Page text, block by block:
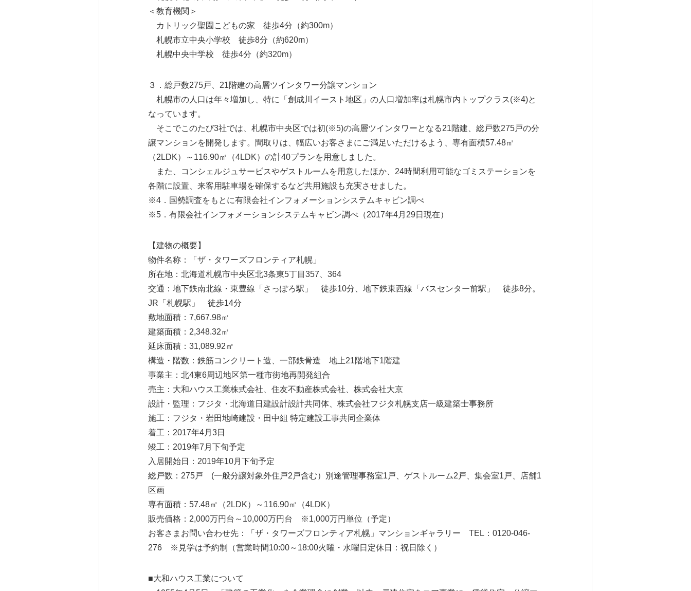
＜教育機関＞
カトリック聖園こどもの家 徒歩4分（約300m）
札幌市立中央小学校 徒歩8分（約620m）
札幌中央中学校 徒歩4分（約320m）
３．総戸数275戸、21階建の高層ツインタワー分譲マンション
札幌市の人口は年々増加し、特に「創成川イースト地区」の人口増加率は札幌市内トップクラス(※4)と
なっています。
そこでこのたび3社では、札幌市中央区では初(※5)の高層ツインタワーとなる21階建、総戸数275戸の分
譲マンションを開発します。間取りは、幅広いお客さまにご満足いただけるよう、専有面積57.48㎡
（2LDK）～116.90㎡（4LDK）の計40プランを用意しました。
また、コンシェルジュサービスやゲストルームを用意したほか、24時間利用可能なゴミステーションを
各階に設置、来客用駐車場を確保するなど共用施設も充実させました。
※4．国勢調査をもとに有限会社インフォメーションシステムキャビン調べ
※5．有限会社インフォメーションシステムキャビン調べ（2017年4月29日現在）
【建物の概要】
物件名称：「ザ・タワーズフロンティア札幌」
所在地：北海道札幌市中央区北3条東5丁目357、364
交通：地下鉄南北線・東豊線「さっぽろ駅」 徒歩10分、地下鉄東西線「バスセンター前駅」 徒歩8分。
JR「札幌駅」 徒歩14分
敷地面積：7,667.98㎡
建築面積：2,348.32㎡
延床面積：31,089.92㎡
構造・階数：鉄筋コンクリート造、一部鉄骨造 地上21階地下1階建
事業主：北4東6周辺地区第一種市街地再開発組合
売主：大和ハウス工業株式会社、住友不動産株式会社、株式会社大京
設計・監理：フジタ・北海道日建設計設計共同体、株式会社フジタ札幌支店一級建築士事務所
施工：フジタ・岩田地崎建設・田中組 特定建設工事共同企業体
着工：2017年4月3日
竣工：2019年7月下旬予定
入居開始日：2019年10月下旬予定
総戸数：275戸 (一般分譲対象外住戸2戸含む）別途管理事務室1戸、ゲストルーム2戸、集会室1戸、店舗1
区画
専有面積：57.48㎡（2LDK）～116.90㎡（4LDK）
販売価格：2,000万円台～10,000万円台 ※1,000万円単位（予定）
お客さまお問い合わせ先：「ザ・タワーズフロンティア札幌」マンションギャラリー TEL：0120-046-
276 ※見学は予約制（営業時間10:00～18:00火曜・水曜日定休日：祝日除く）
■大和ハウス工業について